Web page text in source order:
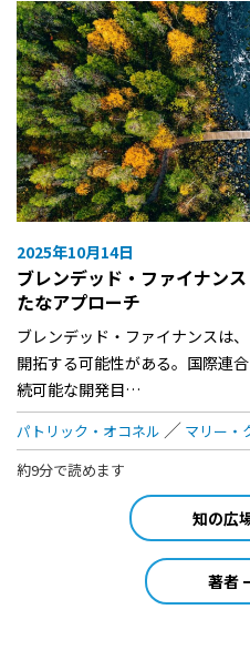
2025年10月14日
ブレンデッド・ファイナン
たなアプローチ
ブレンデッド・ファイナンスは
開拓する可能性がある。国際連
続可能な開発目…
パトリック・オコネル
マリー・
約9分で読めます
知の広
著者